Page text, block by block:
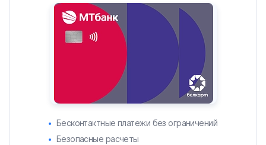
Бесконтактные платежи без ограничений
Безопасные расчеты